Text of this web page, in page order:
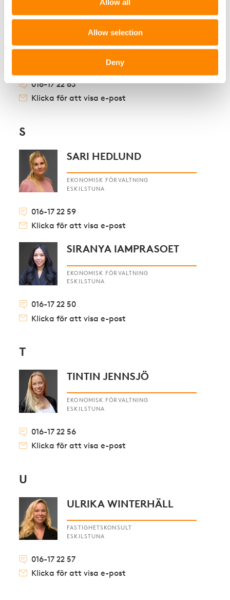
Allow all
Allow selection
Deny
MICHELE KLEMETS
016-17 22 63
Klicka för att visa e-post
S
SARI HEDLUND
EKONOMISK FÖRVALTNING
ESKILSTUNA
016-17 22 59
Klicka för att visa e-post
SIRANYA IAMPRASOET
EKONOMISK FÖRVALTNING
ESKILSTUNA
016-17 22 50
Klicka för att visa e-post
T
TINTIN JENNSJÖ
EKONOMISK FÖRVALTNING
ESKILSTUNA
016-17 22 56
Klicka för att visa e-post
U
ULRIKA WINTERHÄLL
FASTIGHETSKONSULT
ESKILSTUNA
016-17 22 57
Klicka för att visa e-post